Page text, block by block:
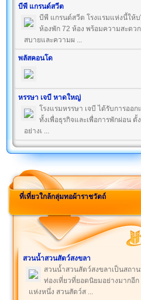
บีพี แกรนด์สวีต
บีพี แกรนด์สวีต โรงแรมแห่งนี้ให้บ
ห้องพัก 72 ห้อง พร้อมความสะดวก
สบายและความผ ...
พลัสคอนโด
หรรษา เจบี หาดใหญ่
โรงแรมหรรษา เจบี ได้รับการออก
ทั้งเพื่อธุรกิจและเพื่อการพักผ่อน ตั้
อย่างเ ...
ที่เที่ยวใกล้กลุ่มทอผ้าราชวัตถ์
สวนน้ำสวนสัตว์สงขลา
สวนน้ำสวนสัตว์สงขลาเป็นสถา
ท่องเที่ยวที่ยอดนิยมอย่างมากอีก
แห่งหนึ่ง สวนสัตว์ส ...